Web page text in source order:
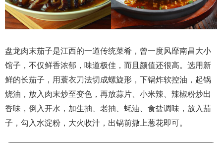
盘龙肉末茄子是江西的一道传统菜肴，曾一度风靡南昌大小
馆子，不仅鲜香浓郁，味道极佳，而且颜值还很高。选用新
鲜的长茄子，用蓑衣刀法切成螺旋形，下锅炸软控油，起锅
烧油，放入肉末炒至变色，再放蒜片、小米辣、辣椒粉炒出
香味，倒入开水，加生抽、老抽、蚝油、食盐调味，放入茄
子，勾入水淀粉，大火收汁，出锅前撒上葱花即可。